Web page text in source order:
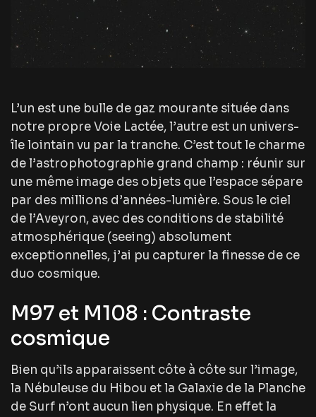
L’un est une bulle de gaz mourante située dans
notre propre Voie Lactée, l’autre est un univers-
île lointain vu par la tranche. C’est tout le charme
de l’astrophotographie grand champ : réunir sur
une même image des objets que l’espace sépare
par des millions d’années-lumière. Sous le ciel
de l’Aveyron, avec des conditions de stabilité
atmosphérique (seeing) absolument
exceptionnelles, j’ai pu capturer la finesse de ce
duo cosmique.
M97 et M108 : Contraste
cosmique
Bien qu’ils apparaissent côte à côte sur l’image,
la Nébuleuse du Hibou et la Galaxie de la Planche
de Surf n’ont aucun lien physique. En effet la